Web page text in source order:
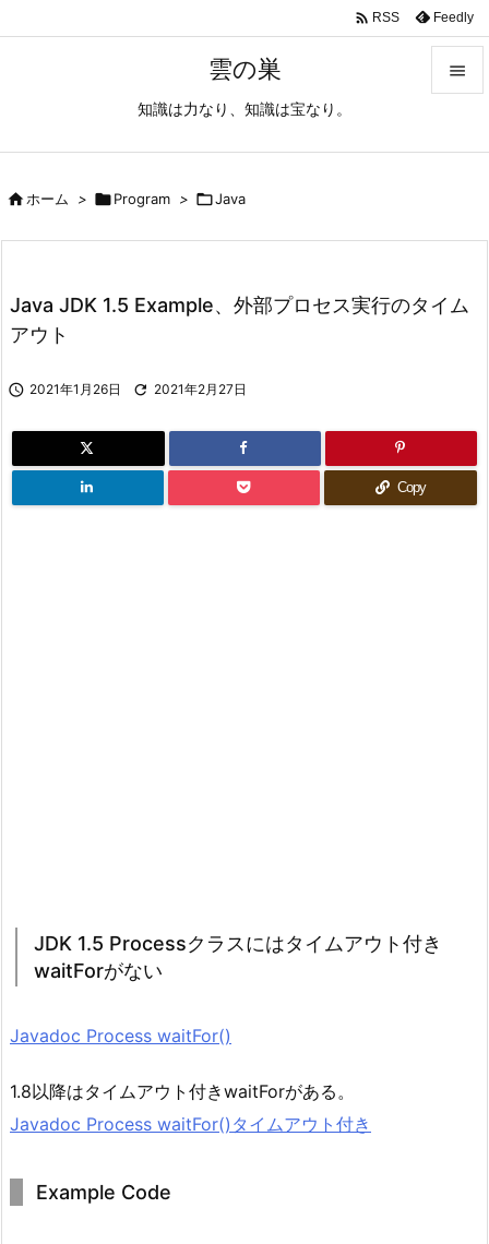
雲の巣
知識は力なり、知識は宝なり。

次へ
 RSS Feedly
ホーム > Program > Java
Java JDK 1.5 Example、外部プロセス実行のタイム
アウト
 2021年1月26日  2021年2月27日
Copy
JDK 1.5 Processクラスにはタイムアウト付き
waitForがない
Javadoc Process waitFor()
1.8以降はタイムアウト付きwaitForがある。
Javadoc Process waitFor()タイムアウト付き
Example Code